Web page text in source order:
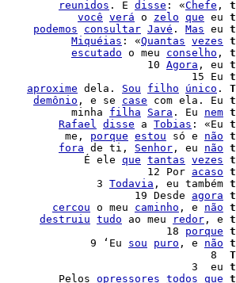
reunidos . E disse : «Chefe ,
você verá o zelo que eu
podemos consultar Javé . Mas eu
Miquéias : «Quantas vezes
escutado o meu conselho ,
|                       10 Agora , eu
|                              15 Eu
aproxime dela. Sou filho único .
demônio , e se case com ela. Eu
|           minha filha Sara . Eu nem
Rafael disse a Tobias : «Eu
|          me, porque estou só e não
fora de ti, Senhor , eu não
|             É ele que tantas vezes
|                       12 Por acaso
|               3 Todavia , eu também
|                     19 Desde agora
cercou o meu caminho , e não
destruiu tudo ao meu redor , e
|                          18 porque
|              9 ‘Eu sou puro , e não
|                                 8
|                              3  eu
|         Pelos opressores todos que